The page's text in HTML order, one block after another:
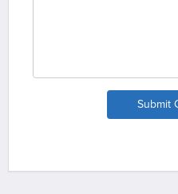
Submit